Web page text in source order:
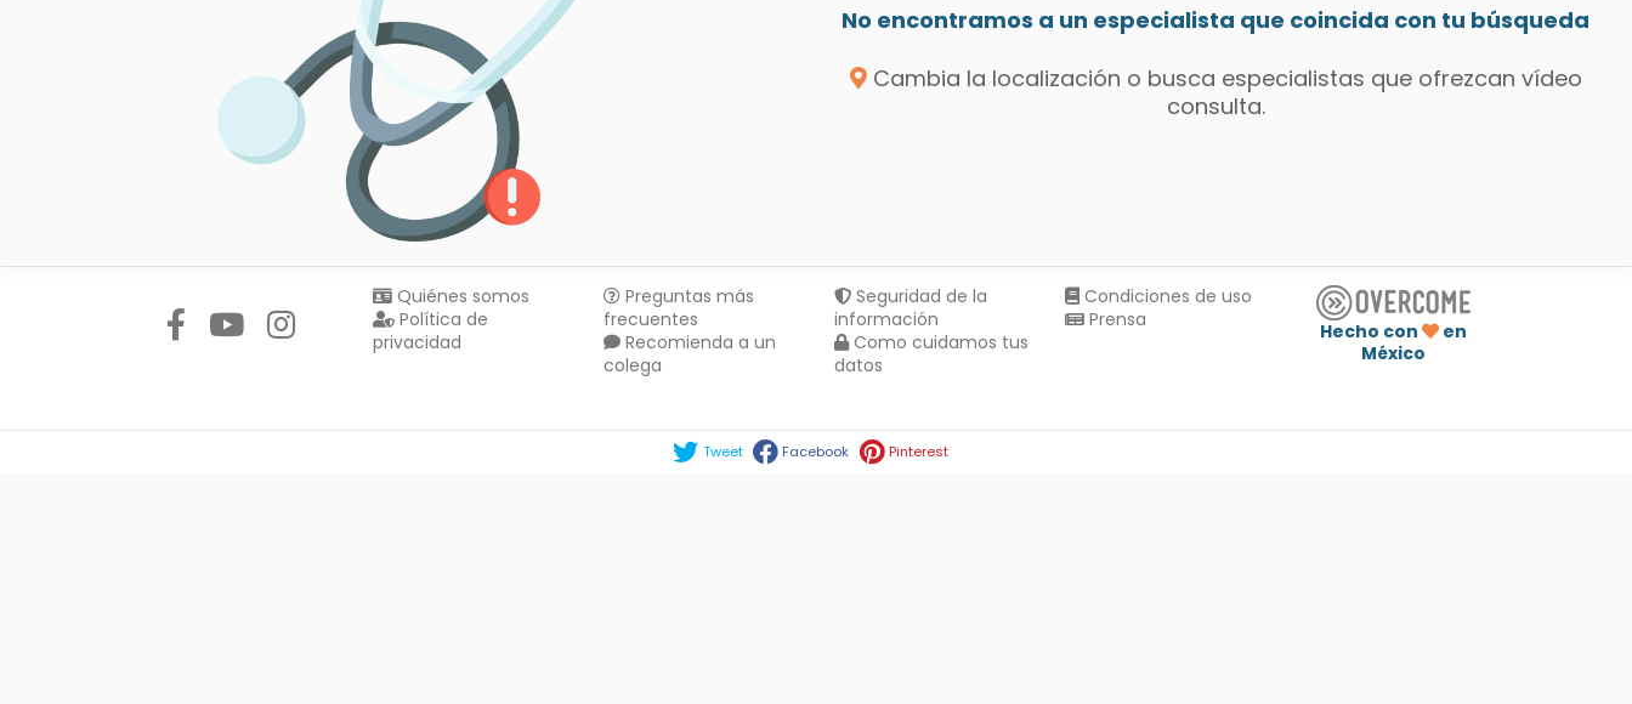
No encontramos a un especialista que coincida con tu búsqueda
Cambia la localización o busca especialistas que ofrezcan vídeo
consulta.
Quiénes somos
Política de
privacidad
Preguntas más
frecuentes
Recomienda a un
colega
Seguridad de la
información
Como cuidamos tus
datos
Condiciones de uso
Prensa
Hecho con
en
México
Tweet Facebook Pinterest